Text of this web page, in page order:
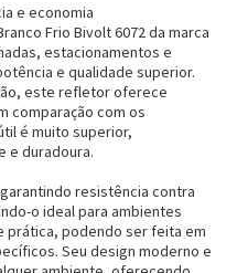
e economia
Frio Bivolt 6072 da marca
estacionamentos e
e qualidade superior.
este refletor oferece
comparação com os
é muito superior,
e duradoura.
resistência contra
o ideal para ambientes
prática, podendo ser feita em
Seu design moderno e